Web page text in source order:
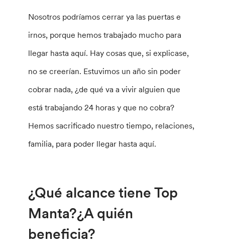
Nosotros podríamos cerrar ya las puertas e
irnos, porque hemos trabajado mucho para
llegar hasta aquí. Hay cosas que, si explicase,
no se creerían. Estuvimos un año sin poder
cobrar nada, ¿de qué va a vivir alguien que
está trabajando 24 horas y que no cobra?
Hemos sacrificado nuestro tiempo, relaciones,
familia, para poder llegar hasta aquí.
¿Qué alcance tiene Top
Manta?¿A quién
beneficia?